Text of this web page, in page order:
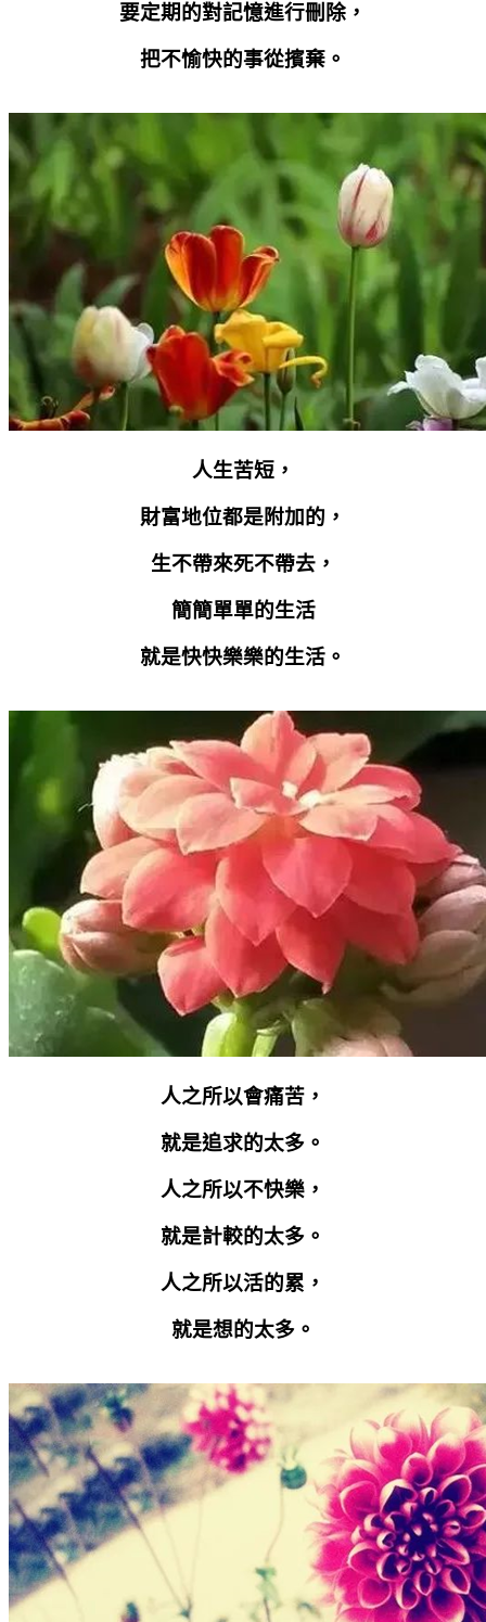
要定期的對記憶進行刪除，
把不愉快的事從擯棄。
人生苦短，
財富地位都是附加的，
生不帶來死不帶去，
簡簡單單的生活
就是快快樂樂的生活。
人之所以會痛苦，
就是追求的太多。
人之所以不快樂，
就是計較的太多。
人之所以活的累，
就是想的太多。